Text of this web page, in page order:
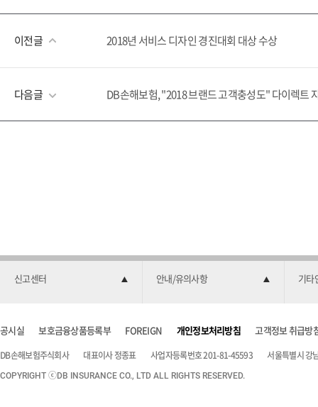
이전글 2018년 서비스 디자인 경진대회 대상 수상
다음글 DB손해보험, "2018 브랜드 고객충성도" 다이렉트
신고센터 안내/유의사항 기타
공시실 보호금융상품등록부 FOREIGN 개인정보처리방침 고객정보 취급방
DB손해보험주식회사 대표이사 정종표 사업자등록번호 201-81-45593 서울특별시 강
COPYRIGHT ⓒDB INSURANCE CO., LTD ALL RIGHTS RESERVED.